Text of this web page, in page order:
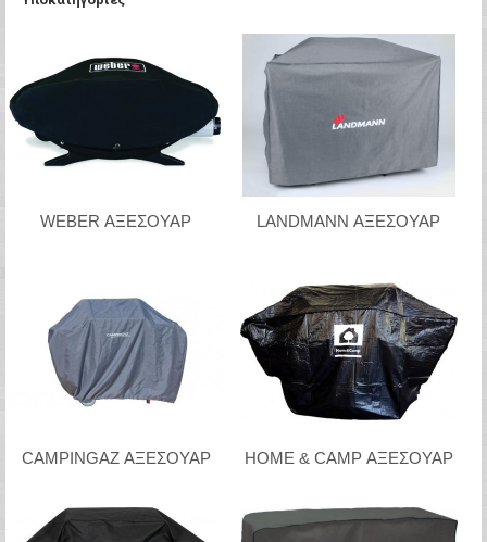
WEBER ΑΞΕΣΟΥΑΡ LANDMANN ΑΞΕΣΟΥΑΡ
CAMPINGAZ ΑΞΕΣΟΥΑΡ HOME & CAMP ΑΞΕΣΟΥΑΡ